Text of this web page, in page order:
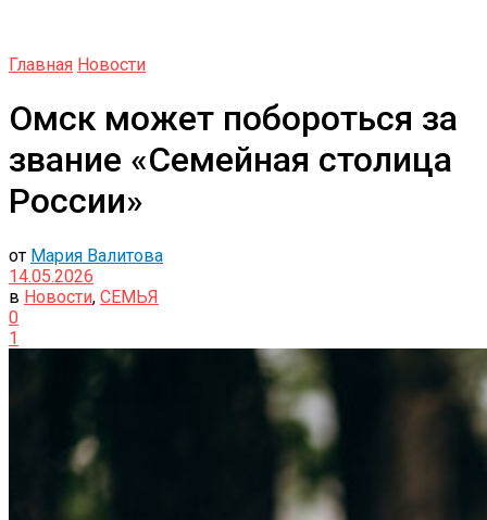
Главная Новости
Омск может побороться за
звание «Семейная столица
России»
от Мария Валитова
14.05.2026
в Новости, СЕМЬЯ
0
1